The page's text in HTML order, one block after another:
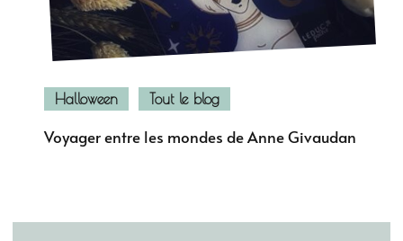
Halloween Tout le blog
Voyager entre les mondes de Anne Givaudan